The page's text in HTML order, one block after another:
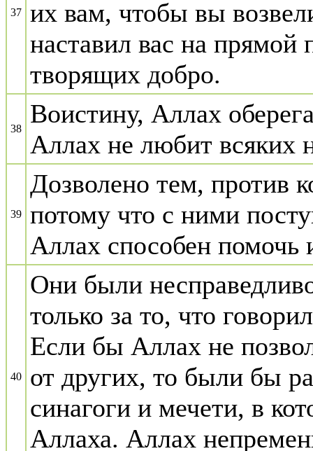
37
их вам, чтобы вы
наставил вас на
творящих добро.
38
Воистину, Аллах
Аллах не любит всяких
39
Дозволено тем, против
потому что с ними
Аллах способен помочь
40
Они были
только за то, что
Если бы Аллах не
от других, то были бы
синагоги и мечети, в
Аллаха. Аллах